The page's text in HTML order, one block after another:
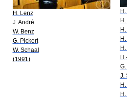
H. Lenz
J. André
W. Benz
G. Pickert
W. Schaal
(1991)
J.